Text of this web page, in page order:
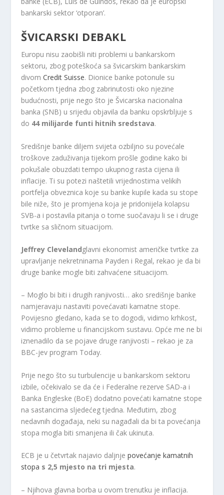
bankarski sektor ‘otporan’.
ŠVICARSKI DEBAKL
Europu nisu zaobišli niti problemi u bankarskom
sektoru, zbog poteškoća sa švicarskim bankarskim
divomCredit Suisse. Dionice banke potonule su
početkom tjedna zbog zabrinutosti oko njezine
budućnosti, prije nego što je Švicarska nacionalna
banka (SNB) u srijedu objavila da banku opskrbljuje s
do 44 milijarde funti hitnih sredstava.
Središnje banke diljem svijeta ozbiljno su povećale
troškove zaduživanja tijekom prošle godine kako bi
pokušale obuzdati tempo ukupnog rasta cijena ili
inflacije. Ti su potezi naštetili vrijednostima velikih
portfelja obveznica koje su banke kupile kada su stope
bile niže, što je promjena koja je pridonijela kolapsu
SVB-a i postavila pitanja o tome suočavaju li se i druge
tvrtke sa sličnom situacijom.
Jeffrey Clevelandglavni ekonomist američke tvrtke za
upravljanje nekretninama Payden i Regal, rekao je da bi
druge banke mogle biti zahvaćene situacijom.
– Moglo bi biti i drugih ranjivosti… ako središnje banke
namjeravaju nastaviti povećavati kamatne stope.
Povijesno gledano, kada se to dogodi, vidimo krhkost,
vidimo probleme u financijskom sustavu. Opće me ne bi
iznenadilo da se pojave druge ranjivosti – rekao je za
BBC-jev program Today.
Prije nego što su turbulencije u bankarskom sektoru
izbile, očekivalo se da će i Federalne rezerve SAD-a i
Banka Engleske (BoE) dodatno povećati kamatne stope
na sastancima sljedećeg tjedna. Međutim, zbog
nedavnih događaja, neki su nagađali da bi ta povećanja
stopa mogla biti smanjena ili čak ukinuta.
ECB je u četvrtak najavio daljnjepovećanje kamatnih
stopa s 2,5 mjesto na tri mjesta.
– Njihova glavna borba u ovom trenutku je inflacija.